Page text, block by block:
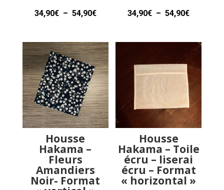
34,90€ – 54,90€Plage
prix :
34,90€
à
54,90€
34,90€ – 54,90€Plage
prix :
54,90€
Housse
Hakama –
Fleurs
Amandiers
Noir- Format
Housse
Hakama – Toile
écru – liserai
écru – Format
« horizontal »